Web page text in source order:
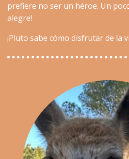
prefiere no ser un héroe. Un
alegre!
¡Pluto sabe cómo disfrutar de la